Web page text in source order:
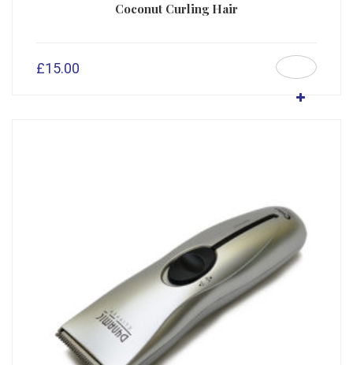
Coconut Curling Hair
£15.00